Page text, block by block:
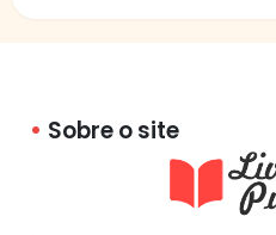
Sobre o site